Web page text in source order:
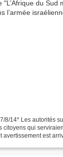
8/14* Les autorités
citoyens qui
avertissement est